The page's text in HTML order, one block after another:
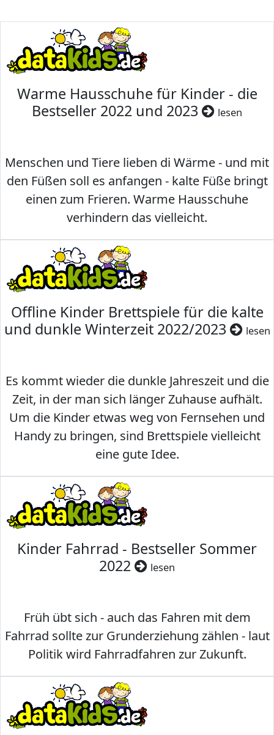
Warme Hausschuhe für Kinder - die
Bestseller 2022 und 2023
lesen
Menschen und Tiere lieben di Wärme - und mit
den Füßen soll es anfangen - kalte Füße bringt
einen zum Frieren. Warme Hausschuhe
verhindern das vielleicht.
Offline Kinder Brettspiele für die kalte
und dunkle Winterzeit 2022/2023
lesen
Es kommt wieder die dunkle Jahreszeit und die
Zeit, in der man sich länger Zuhause aufhält.
Um die Kinder etwas weg von Fernsehen und
Handy zu bringen, sind Brettspiele vielleicht
eine gute Idee.
Kinder Fahrrad - Bestseller Sommer
2022
lesen
Früh übt sich - auch das Fahren mit dem
Fahrrad sollte zur Grunderziehung zählen - laut
Politik wird Fahrradfahren zur Zukunft.